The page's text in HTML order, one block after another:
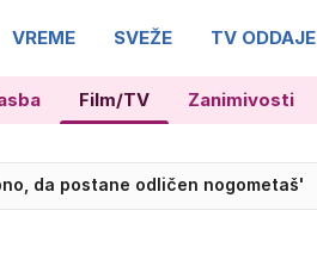
VREME SVEŽE TV ODDAJE
Film/TV Zanimivosti
da postane odličen nogometaš'
Čančarjem in zlatimi mladeniči